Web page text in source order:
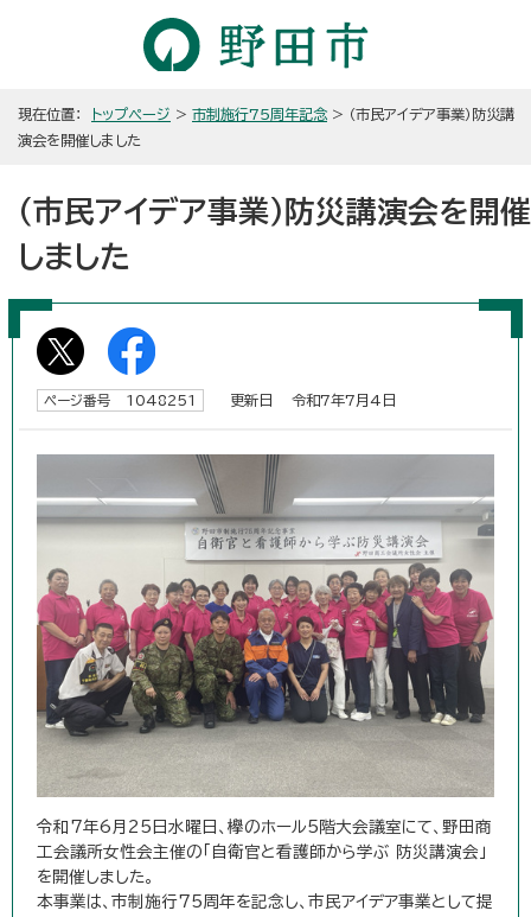
現在位置： トップページ > 市制施行75周年記念 > （市民アイデア事業）防災講
演会を開催しました
（市民アイデア事業）防災講演会を開催
しました
ページ番号 1048251 更新日 令和7年7月4日
令和7年6月25日水曜日、欅のホール5階大会議室にて、野田商
工会議所女性会主催の「自衛官と看護師から学ぶ 防災講演会」
を開催しました。
本事業は、市制施行75周年を記念し、市民アイデア事業として提